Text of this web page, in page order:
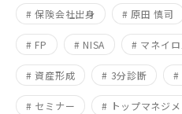
# 保険会社出身 # 原田 慎司
# FP # NISA # マネイロ
# 資産形成 # 3分診断 #
# セミナー # トップマネジメ